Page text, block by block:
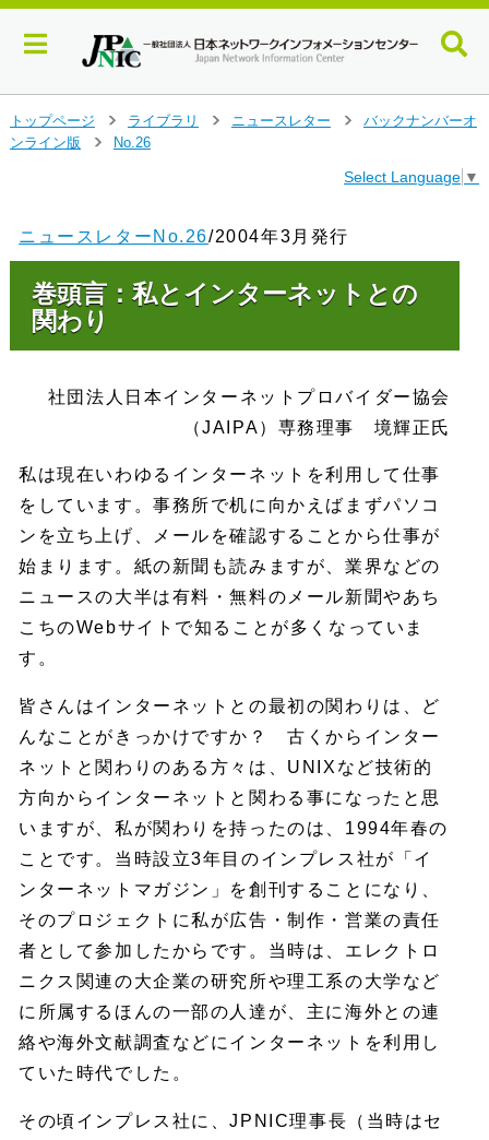
イ
トップページ
>
ライブラリ
ニュースレター
バックナンバーオ
ンライン版
No.26
Select Language ▼
ニュースレターNo.26/2004年3月発行
巻頭言：私とインターネットとの
関わり
社団法人日本インターネットプロバイダー協会
（JAIPA）専務理事 境輝正氏
私は現在いわゆるインターネットを利用して仕事
をしています。事務所で机に向かえばまずパソコ
ンを立ち上げ、メールを確認することから仕事が
始まります。紙の新聞も読みますが、業界などの
ニュースの大半は有料・無料のメール新聞やあち
こちのWebサイトで知ることが多くなっていま
す。
皆さんはインターネットとの最初の関わりは、ど
んなことがきっかけですか？ 古くからインター
ネットと関わりのある方々は、UNIXなど技術的
方向からインターネットと関わる事になったと思
いますが、私が関わりを持ったのは、1994年春の
ことです。当時設立3年目のインプレス社が「イ
ンターネットマガジン」を創刊することになり、
そのプロジェクトに私が広告・制作・営業の責任
者として参加したからです。当時は、エレクトロ
ニクス関連の大企業の研究所や理工系の大学など
に所属するほんの一部の人達が、主に海外との連
絡や海外文献調査などにインターネットを利用し
ていた時代でした。
その頃インプレス社に、JPNIC理事長（当時はセ